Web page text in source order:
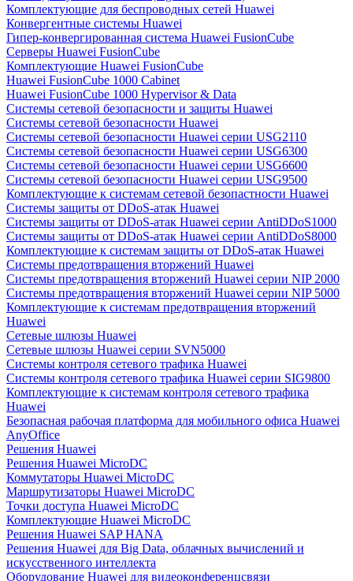
Комплектующие для беспроводных сетей Huawei
Конвергентные системы Huawei
Гипер-конвергированная система Huawei FusionCube
Серверы Huawei FusionCube
Комплектующие Huawei FusionCube
Huawei FusionCube 1000 Cabinet
Huawei FusionCube 1000 Hypervisor & Data
Системы сетевой безопасности и защиты Huawei
Системы сетевой безопасности Huawei
Системы сетевой безопасности Huawei серии USG2110
Системы сетевой безопасности Huawei серии USG6300
Системы сетевой безопасности Huawei серии USG6600
Системы сетевой безопасности Huawei серии USG9500
Комплектующие к системам сетевой безопастности Huawei
Системы защиты от DDoS-атак Huawei
Системы защиты от DDoS-атак Huawei серии AntiDDoS1000
Системы защиты от DDoS-атак Huawei серии AntiDDoS8000
Комплектующие к системам защиты от DDoS-атак Huawei
Системы предотвращения вторжений Huawei
Системы предотвращения вторжений Huawei серии NIP 2000
Системы предотвращения вторжений Huawei серии NIP 5000
Комплектующие к системам предотвращения вторжений
Huawei
Сетевые шлюзы Huawei
Сетевые шлюзы Huawei серии SVN5000
Системы контроля сетевого трафика Huawei
Системы контроля сетевого трафика Huawei серии SIG9800
Комплектующие к системам контроля сетевого трафика
Huawei
Безопасная рабочая платформа для мобильного офиса Huawei
AnyOffice
Решения Huawei
Решения Huawei MicroDC
Коммутаторы Huawei MicroDC
Маршрутизаторы Huawei MicroDC
Точки доступа Huawei MicroDC
Комплектующие Huawei MicroDC
Решения Huawei SAP HANA
Решения Huawei для Big Data, облачных вычислений и
искусственного интеллекта
Оборудование Huawei для видеоконференцсвязи